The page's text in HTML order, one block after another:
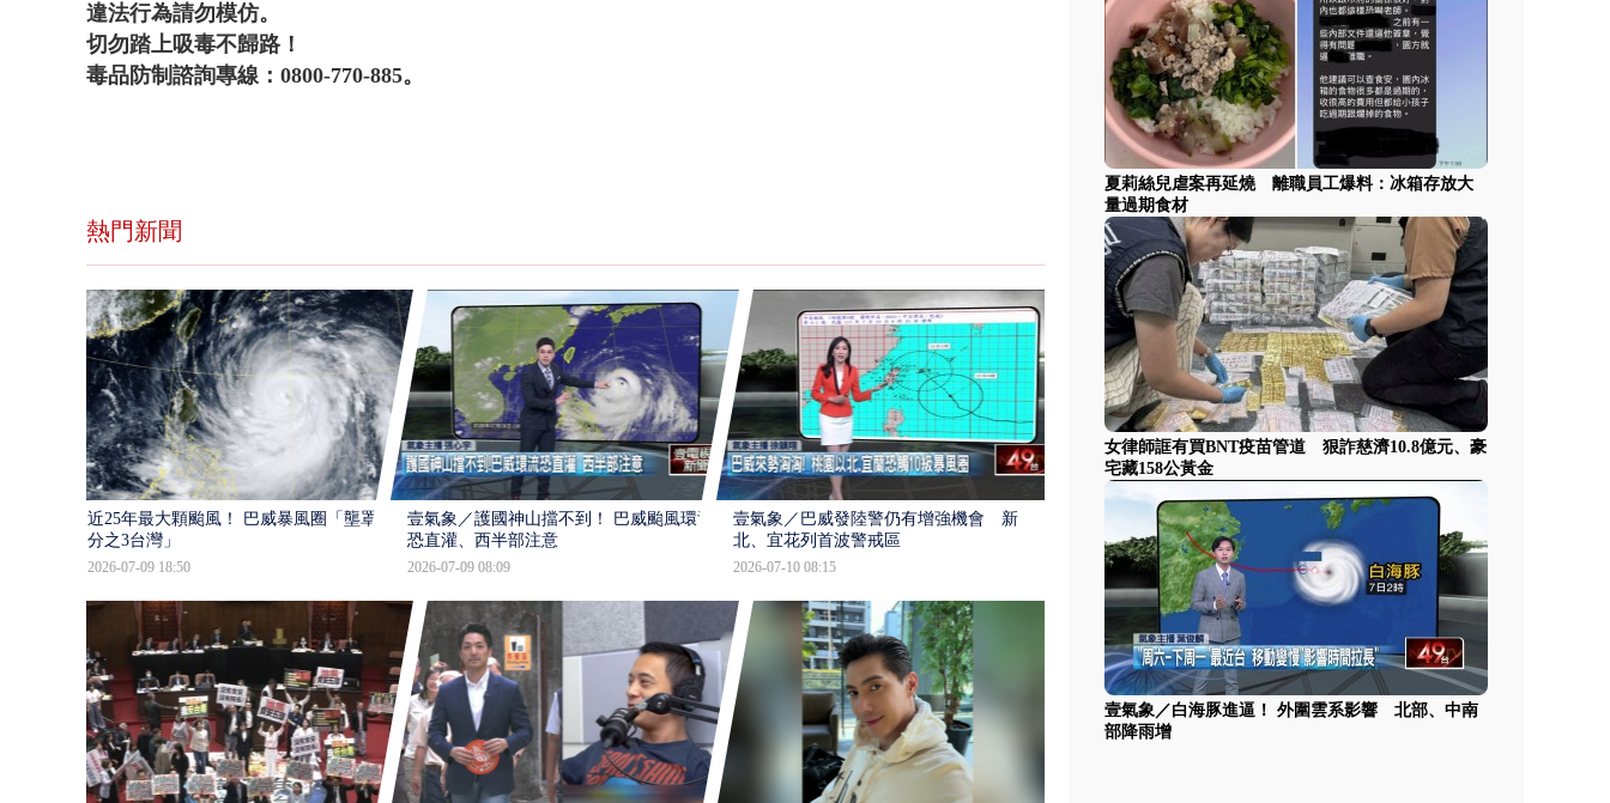
違法行為請勿模仿。
切勿踏上吸毒不歸路！
毒品防制諮詢專線：0800-770-885。
熱門新聞
近25年最大顆颱風！ 巴威暴風圈「壟罩4
分之3台灣」
2026-07-09 18:50
壹氣象／護國神山擋不到！ 巴威颱風環流
恐直灌、西半部注意
2026-07-09 08:09
壹氣象／巴威發陸警仍有增強機會 新
北、宜花列首波警戒區
2026-07-10 08:15
夏莉絲兒虐案再延燒 離職員工爆料：冰箱存放大
量過期食材
女律師誆有買BNT疫苗管道 狠詐慈濟10.8億元、豪
宅藏158公黃金
壹氣象／白海豚進逼！ 外圍雲系影響 北部、中南
部降雨增